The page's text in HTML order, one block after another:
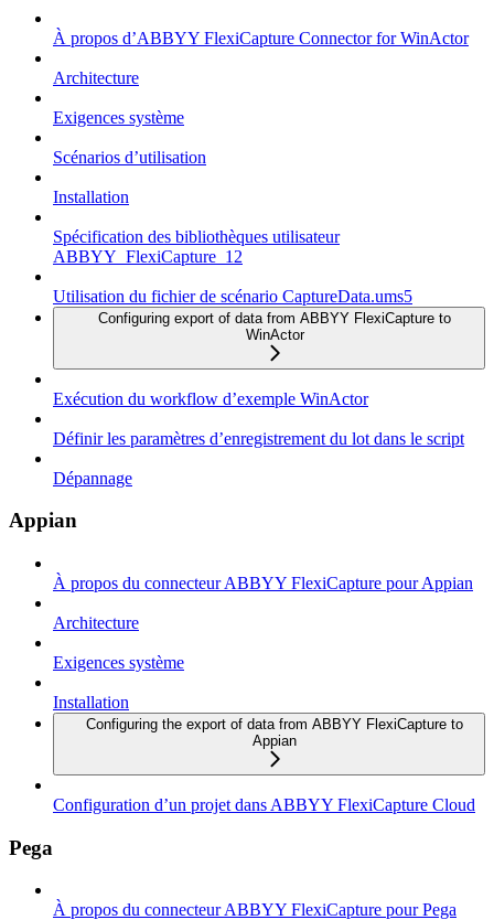
À propos d’ABBYY FlexiCapture Connector for WinActor
Architecture
Exigences système
Scénarios d’utilisation
Installation
Spécification des bibliothèques utilisateur
ABBYY_FlexiCapture_12
Utilisation du fichier de scénario CaptureData.ums5
Configuring export of data from ABBYY FlexiCapture to
WinActor
Exécution du workflow d’exemple WinActor
Définir les paramètres d’enregistrement du lot dans le script
Dépannage
Appian
À propos du connecteur ABBYY FlexiCapture pour Appian
Architecture
Exigences système
Installation
Configuring the export of data from ABBYY FlexiCapture to
Appian
Configuration d’un projet dans ABBYY FlexiCapture Cloud
Pega
À propos du connecteur ABBYY FlexiCapture pour Pega